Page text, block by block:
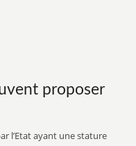
proposer
l’Etat ayant une stature